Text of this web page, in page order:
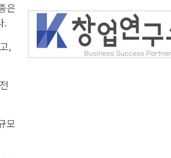
은
.
,
모